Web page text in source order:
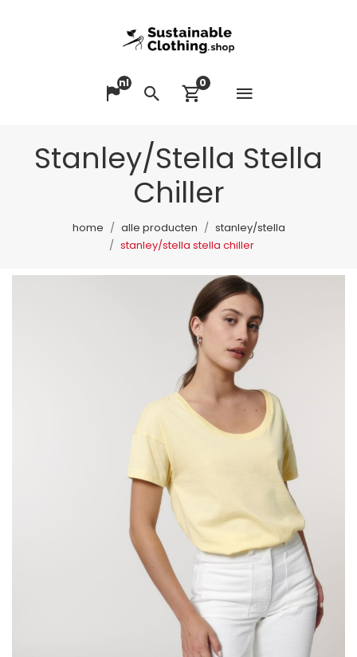
Taal veranderen
nl
ZoekenWinkelwagen
0
Stanley/Stella Stella
Chiller
home alle producten
stanley/stella
stanley/stella stella chiller